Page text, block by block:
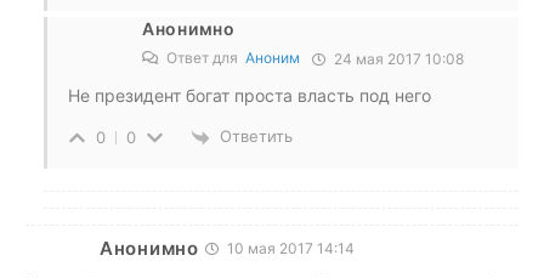
Анонимно
Ответ для Аноним 24 мая 2017 10:08
Не президент богат проста власть под него
0 0 Ответить
Анонимно 10 мая 2017 14:14